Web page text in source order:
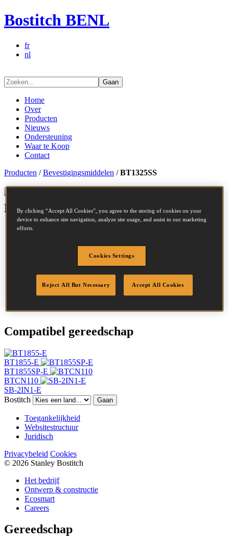
Bostitch BENL
fr
nl
Gaan
Home
Over
Producten
Nieuws
Ondersteuning
Waar te Koop
Contact
Producten /Bevestigingsmiddelen /BT1325SS
BT1325SS
SKU
1.25 mm
2 mm
Lengte
25 mm
Afwerking
Inox
Hoeveelheid per box 5000
Compatibel gereedschap
BT1855-E
BT1855SP-E
BTCN110
SB-2IN1-E
Bostitch
Gaan
Toegankelijkheid
Websitestructuur
Juridisch
Privacybeleid Cookies
© 2026 Stanley Bostitch
Het bedrijf
Ontwerp & constructie
Ecosmart
Careers
Gereedschap
By clicking “Accept All Cookies”, you agree to the storing of cookies on your
device to enhance site navigation, analyze site usage, and assist in our marketing
efforts.
Cookies Settings
Reject All But Necessary Accept All Cookies